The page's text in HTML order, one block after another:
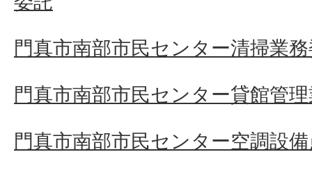
門真市南部市民センター清掃業
門真市南部市民センター貸館管
門真市南部市民センター空調設